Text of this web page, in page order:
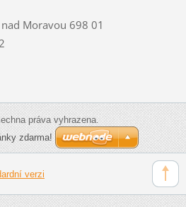
Moravou 698 01
práva vyhrazena.
zdarma!
verzi